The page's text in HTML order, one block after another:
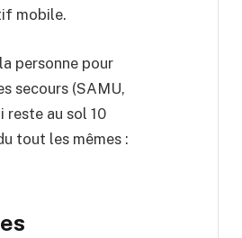
mobile.
personne pour
secours (SAMU,
reste au sol 10
tout les mêmes :